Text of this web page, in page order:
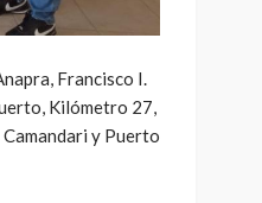
Francisco I.
Kilómetro 27,
y Puerto